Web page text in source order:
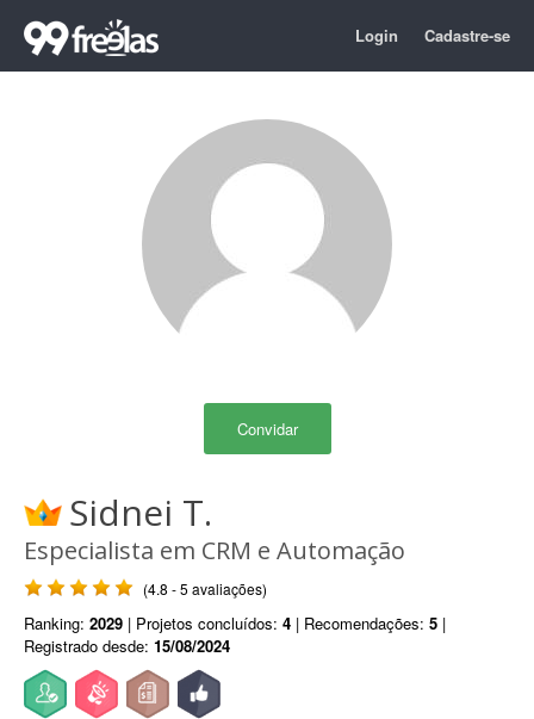
Login Cadastre-se
Convidar
Sidnei T.
Especialista em CRM e Automação
(4.8 - 5 avaliações)
Ranking: 2029 | Projetos concluídos: 4 | Recomendações: 5 |
Registrado desde: 15/08/2024